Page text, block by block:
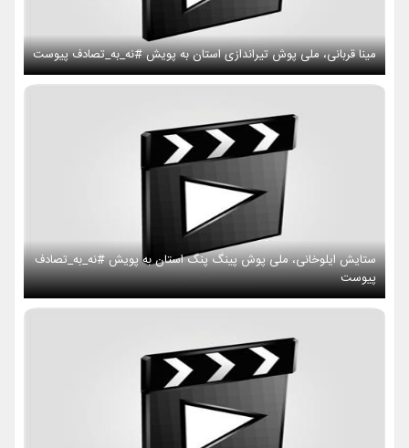
مینا قربانی، ملی پوش تیراندازی استان به پویش #نه_به_تصادف پیوست
ستایش ایلوخانی، ملی پوش پینگ پنگ استان به پویش #نه_به_تصادف
پیوست